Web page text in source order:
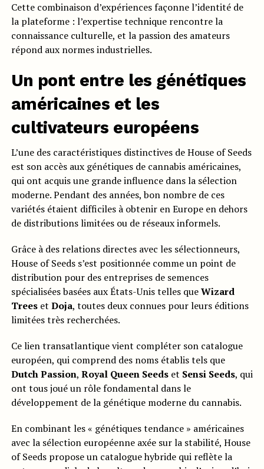
Cette combinaison d’expériences façonne l’identité de
la plateforme : l’expertise technique rencontre la
connaissance culturelle, et la passion des amateurs
répond aux normes industrielles.
Un pont entre les génétiques
américaines et les
cultivateurs européens
L’une des caractéristiques distinctives de House of Seeds
est son accès aux génétiques de cannabis américaines,
qui ont acquis une grande influence dans la sélection
moderne. Pendant des années, bon nombre de ces
variétés étaient difficiles à obtenir en Europe en dehors
de distributions limitées ou de réseaux informels.
Grâce à des relations directes avec les sélectionneurs,
House of Seeds s’est positionnée comme un point de
distribution pour des entreprises de semences
spécialisées basées aux États-Unis telles queWizard
Treeset Doja, toutes deux connues pour leurs éditions
limitées très recherchées.
Ce lien transatlantique vient compléter son catalogue
européen, qui comprend des noms établis tels que
Dutch Passion, Royal Queen Seedset Sensi Seeds, qui
ont tous joué un rôle fondamental dans le
développement de la génétique moderne du cannabis.
En combinant les « génétiques tendance » américaines
avec la sélection européenne axée sur la stabilité, House
of Seeds propose un catalogue hybride qui reflète la